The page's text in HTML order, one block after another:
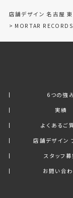
店舗デザイン 名古屋
> MORTAR
6つの強
実績
よくあるご
店舗デザイン
スタッフ募
お問い合